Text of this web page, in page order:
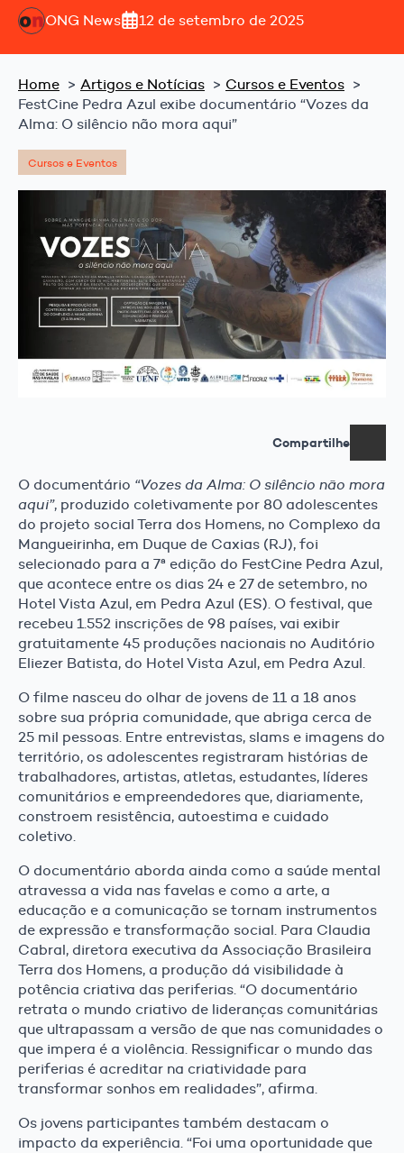
ONG News 12 de setembro de 2025
Home Artigos e Notícias
Cursos e Eventos
FestCine Pedra Azul exibe documentário “Vozes da
Alma: O silêncio não mora aqui”
Cursos e Eventos
Compartilhe
O documentário “Vozes da Alma: O silêncio não mora
aqui”, produzido coletivamente por 80 adolescentes
do projeto social Terra dos Homens, no Complexo da
Mangueirinha, em Duque de Caxias (RJ), foi
selecionado para a 7ª edição do FestCine Pedra Azul,
que acontece entre os dias 24 e 27 de setembro, no
Hotel Vista Azul, em Pedra Azul (ES). O festival, que
recebeu 1.552 inscrições de 98 países, vai exibir
gratuitamente 45 produções nacionais no Auditório
Eliezer Batista, do Hotel Vista Azul, em Pedra Azul.
O filme nasceu do olhar de jovens de 11 a 18 anos
sobre sua própria comunidade, que abriga cerca de
25 mil pessoas. Entre entrevistas, slams e imagens do
território, os adolescentes registraram histórias de
trabalhadores, artistas, atletas, estudantes, líderes
comunitários e empreendedores que, diariamente,
constroem resistência, autoestima e cuidado
coletivo.
O documentário aborda ainda como a saúde mental
atravessa a vida nas favelas e como a arte, a
educação e a comunicação se tornam instrumentos
de expressão e transformação social. Para Claudia
Cabral, diretora executiva da Associação Brasileira
Terra dos Homens, a produção dá visibilidade à
potência criativa das periferias. “O documentário
retrata o mundo criativo de lideranças comunitárias
que ultrapassam a versão de que nas comunidades o
que impera é a violência. Ressignificar o mundo das
periferias é acreditar na criatividade para
transformar sonhos em realidades”, afirma.
Os jovens participantes também destacam o
impacto da experiência. “Foi uma oportunidade que